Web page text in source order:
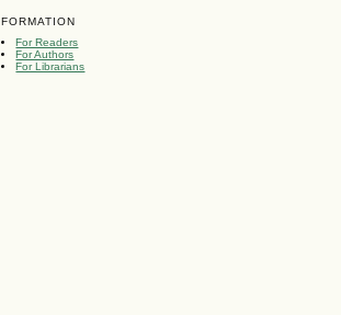
For Readers
For Authors
For Librarians